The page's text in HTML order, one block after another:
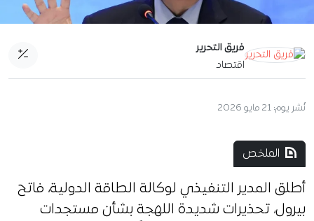
فريق التحرير
اقتصاد
نُشر يوم: 21 مايو 2026
الملخص
أطلق المدير التنفيذي لوكالة الطاقة الدولية، فاتح
بيرول، تحذيرات شديدة اللهجة بشأن مستجدات